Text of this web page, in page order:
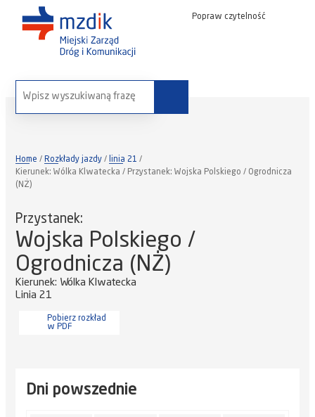
Popraw czytelność
wyszukaj na stronie:
Home Rozkłady jazdy
linia 21
Kierunek: Wólka Klwatecka / Przystanek: Wojska Polskiego / Ogrodnicza
(NŻ)
Przystanek:
Wojska Polskiego /
Ogrodnicza (NŻ)
Kierunek: Wólka Klwatecka
Linia 21
Pobierz rozkład
w PDF
Dni powszednie